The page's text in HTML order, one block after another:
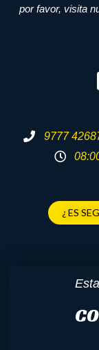
por favor, visita
9777
¿ ES